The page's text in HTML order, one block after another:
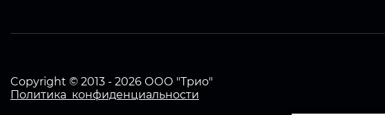
Copyright © 2013 - 2026 ООО "Трио"
Политика конфиденциальности